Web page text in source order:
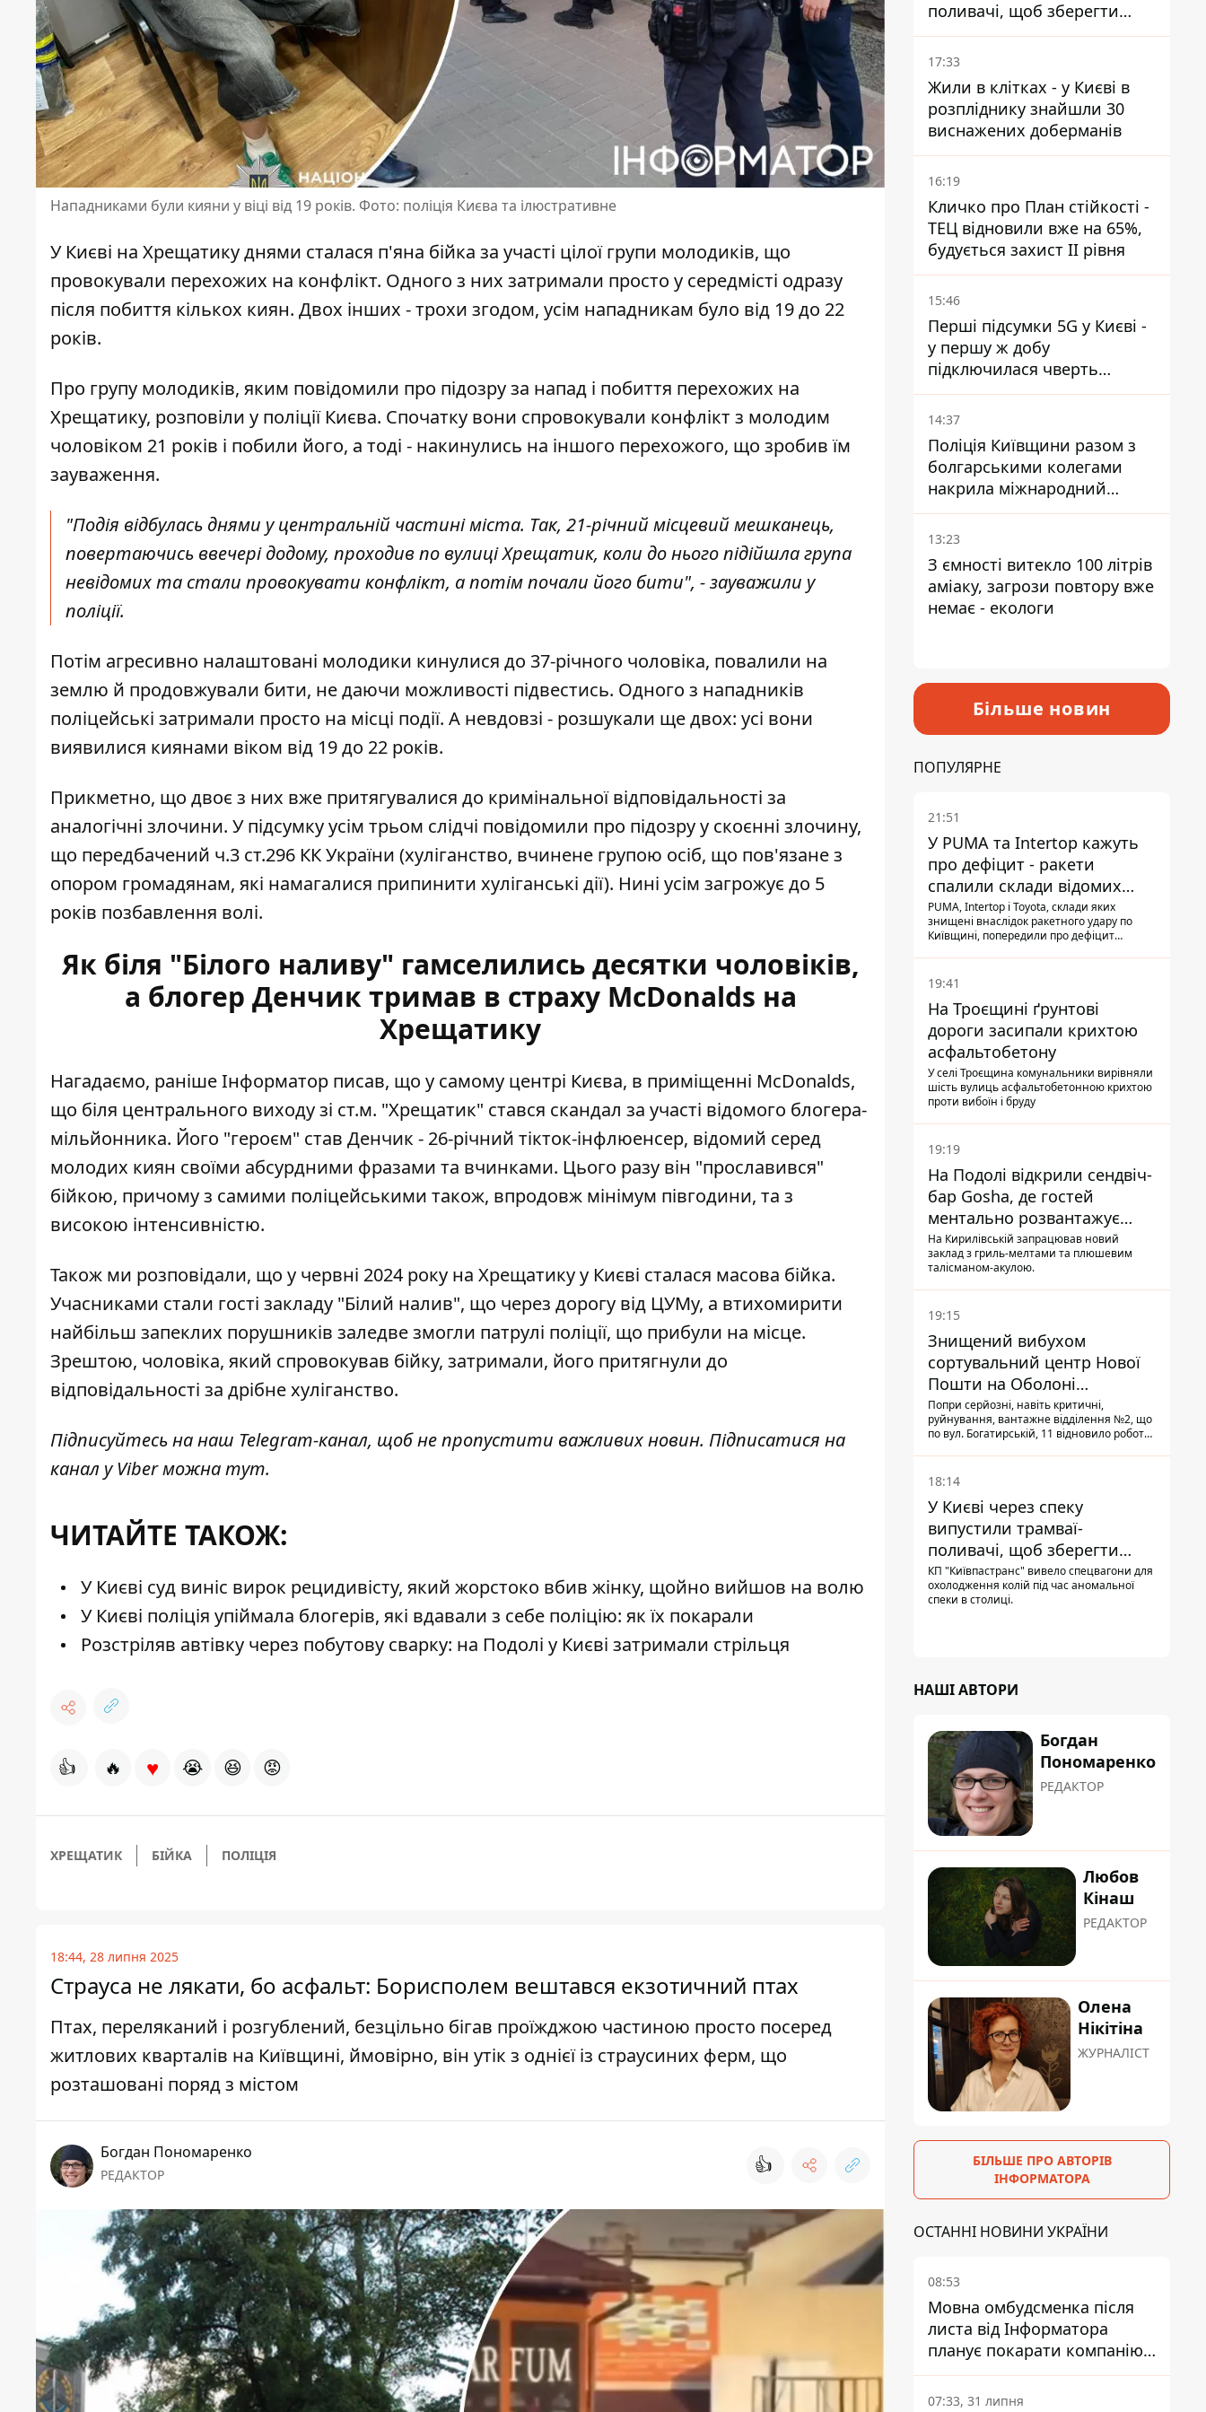
Нападниками були кияни у віці від 19 років. Фото: поліція Києва та ілюстративне
У Києві на Хрещатику днями сталася п'яна бійка за участі цілої групи молодиків, що
провокували перехожих на конфлікт. Одного з них затримали просто у середмісті одразу
після побиття кількох киян. Двох інших - трохи згодом, усім нападникам було від 19 до 22
років.
Про групу молодиків, яким повідомили про підозру за напад і побиття перехожих на
Хрещатику, розповіли у поліції Києва. Спочатку вони спровокували конфлікт з молодим
чоловіком 21 років і побили його, а тоді - накинулись на іншого перехожого, що зробив їм
зауваження.
"Подія відбулась днями у центральній частині міста. Так, 21-річний місцевий мешканець,
повертаючись ввечері додому, проходив по вулиці Хрещатик, коли до нього підійшла група
невідомих та стали провокувати конфлікт, а потім почали його бити", - зауважили у
поліції.
Потім агресивно налаштовані молодики кинулися до 37-річного чоловіка, повалили на
землю й продовжували бити, не даючи можливості підвестись. Одного з нападників
поліцейські затримали просто на місці події. А невдовзі - розшукали ще двох: усі вони
виявилися киянами віком від 19 до 22 років.
Прикметно, що двоє з них вже притягувалися до кримінальної відповідальності за
аналогічні злочини. У підсумку усім трьом слідчі повідомили про підозру у скоєнні злочину,
що передбачений ч.3 ст.296 КК України (хуліганство, вчинене групою осіб, що пов'язане з
опором громадянам, які намагалися припинити хуліганські дії). Нині усім загрожує до 5
років позбавлення волі.
Як біля "Білого наливу" гамселились десятки чоловіків,
а блогер Денчик тримав в страху McDonalds на
Хрещатику
Нагадаємо, раніше Інформатор писав, що у самому центрі Києва, в приміщенні McDonalds,
що біля центрального виходу зі ст.м. "Хрещатик" стався скандал за участі відомого блогера-
мільйонника. Його "героєм" став Денчик - 26-річний тікток-інфлюенсер, відомий серед
молодих киян своїми абсурдними фразами та вчинками. Цього разу він "прославився"
бійкою, причому з самими поліцейськими також, впродовж мінімум півгодини, та з
високою інтенсивністю.
Також ми розповідали, що у червні 2024 року на Хрещатику у Києві сталася масова бійка.
Учасниками стали гості закладу "Білий налив", що через дорогу від ЦУМу, а втихомирити
найбільш запеклих порушників заледве змогли патрулі поліції, що прибули на місце.
Зрештою, чоловіка, який спровокував бійку, затримали, його притягнули до
відповідальності за дрібне хуліганство.
Підписуйтесь на наш Telegram-канал, щоб не пропустити важливих новин. Підписатися на
канал у Viber можнатут.
ЧИТАЙТЕ ТАКОЖ:
У Києві суд виніс вирок рецидивісту, який жорстоко вбив жінку, щойно вийшов на волю
У Києві поліція упіймала блогерів, які вдавали з себе поліцію: як їх покарали
Розстріляв автівку через побутову сварку: на Подолі у Києві затримали стрільця
👍 🔥 ♥ 😭 😆 😡
ХРЕЩАТИК БІЙКА ПОЛІЦІЯ
18:44, 28 липня 2025
Страуса не лякати, бо асфальт: Борисполем вештався екзотичний птах
Птах, переляканий і розгублений, безцільно бігав проїжджою частиною просто посеред
житлових кварталів на Київщині, ймовірно, він утік з однієї із страусиних ферм, що
розташовані поряд з містом
Богдан Пономаренко
РЕДАКТОР 👍
поливачі, щоб зберегти
рейки від деформації
17:33
Жили в клітках - у Києві в
розпліднику знайшли 30
виснажених доберманів
16:19
Кличко про План стійкості -
ТЕЦ відновили вже на 65%,
будується захист ІІ рівня
15:46
Перші підсумки 5G у Києві -
у першу ж добу
підключилася чверть
мільйона абонентів
14:37
Поліція Київщини разом з
болгарськими колегами
накрила міжнародний
наркосиндикат
13:23
З ємності витекло 100 літрів
аміаку, загрози повтору вже
немає - екологи
Більше новин
ПОПУЛЯРНЕ
21:51
У PUMA та Intertop кажуть
про дефіцит - ракети
спалили склади відомих
брендів
PUMA, Intertop і Toyota, склади яких
знищені внаслідок ракетного удару по
Київщині, попередили про дефіцит
19:41
На Троєщині ґрунтові
дороги засипали крихтою
асфальтобетону
У селі Троєщина комунальники вирівняли
шість вулиць асфальтобетонною крихтою
проти вибоїн і бруду
19:19
На Подолі відкрили сендвіч-
бар Gosha, де гостей
ментально розвантажує
акула
На Кирилівській запрацював новий
заклад з гриль-мелтами та плюшевим
талісманом-акулою.
19:15
Знищений вибухом
сортувальний центр Нової
Пошти на Оболоні
запрацював - видають
посилки
Попри серйозні, навіть критичні,
руйнування, вантажне відділення №2, що
по вул. Богатирській, 11 відновило роботу:
18:14
У Києві через спеку
випустили трамваї-
поливачі, щоб зберегти
рейки від деформації
КП "Київпастранс" вивело спецвагони для
охолодження колій під час аномальної
спеки в столиці.
НАШІ АВТОРИ
Богдан
Пономаренко
РЕДАКТОР
Любов
Кінаш
РЕДАКТОР
Олена
Нікітіна
ЖУРНАЛІСТ
БІЛЬШЕ ПРО АВТОРІВ
ІНФОРМАТОРА
ОСТАННІ НОВИНИ УКРАЇНИ
08:53
Мовна омбудсменка після
листа від Інформатора
планує покарати компанію-
підрядника ПриватБанку
07:33, 31 липня